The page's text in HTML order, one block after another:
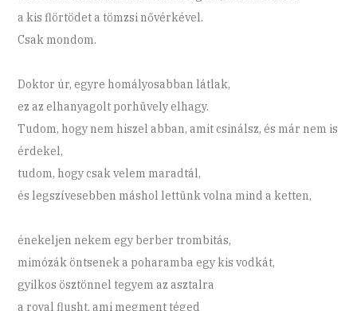
a kis flörtödet a tömzsi nővérkével.
Csak mondom.
Doktor úr, egyre homályosabban látlak,
ez az elhanyagolt porhüvely elhagy.
Tudom, hogy nem hiszel abban, amit csinálsz, és már nem is
érdekel,
tudom, hogy csak velem maradtál,
és legszívesebben máshol lettünk volna mind a ketten,
énekeljen nekem egy berber trombitás,
mimózák öntsenek a poharamba egy kis vodkát,
gyilkos ösztönnel tegyem az asztalra
a royal flusht, ami megment téged